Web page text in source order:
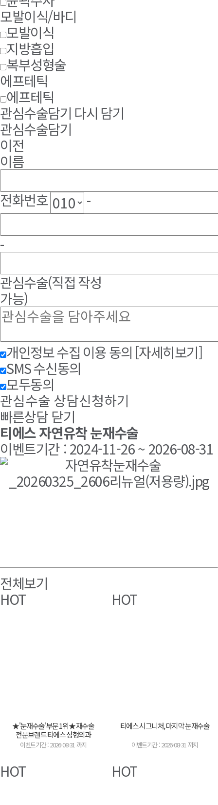
모발이식/바디
모발이식
지방흡입
복부성형술
에프테틱
에프테틱
관심수술담기 다시 담기
관심수술담기
이전
이름
전화번호
-
-
관심수술(직접 작성
가능)
개인정보 수집 이용 동의 [자세히보기]
SMS 수신동의
모두동의
관심수술 상담신청하기
빠른상담 닫기
티에스 자연유착 눈재수술
이벤트기간 : 2024-11-26 ~ 2026-08-31
전체보기
HOT
★'눈재수술'부문 1위★ 재수술
전문브랜드 티에스 성형외과
이벤트기간 : 2026-08-31 까지
HOT
티에스 시그니처, 마지막 눈재수술
이벤트기간 : 2026-08-31 까지
HOT HOT